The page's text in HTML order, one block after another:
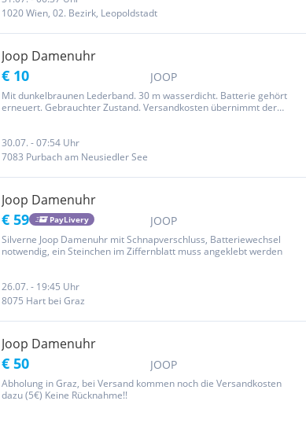
1020 Wien, 02. Bezirk, Leopoldstadt
Joop Damenuhr
€ 10 JOOP
Mit dunkelbraunen Lederband. 30 m wasserdicht. Batterie gehört
erneuert. Gebrauchter Zustand. Versandkosten übernimmt der
30.07. - 07:54 Uhr
7083 Purbach am Neusiedler See
Joop Damenuhr
€ 59 PayLivery JOOP
Silverne Joop Damenuhr mit Schnapverschluss, Batteriewechsel
notwendig, ein Steinchen im Ziffernblatt muss angeklebt werden
26.07. - 19:45 Uhr
8075 Hart bei Graz
Joop Damenuhr
€ 50 JOOP
Abholung in Graz, bei Versand kommen noch die Versandkosten
dazu (5€) Keine Rücknahme!!